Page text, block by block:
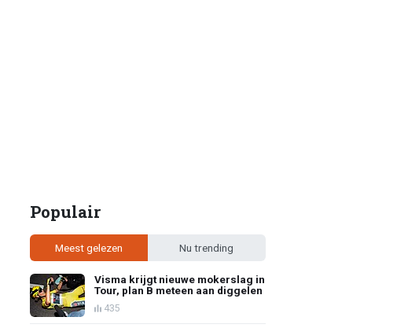
Populair
Meest gelezen Nu trending
Visma krijgt nieuwe mokerslag in
Tour, plan B meteen aan diggelen
435